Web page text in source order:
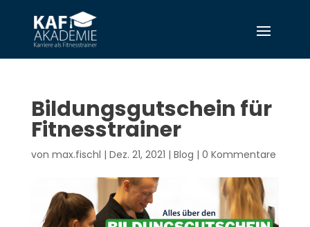
Bildungsgutschein für
Fitnesstrainer
von max.fischl | Dez. 21, 2021 | Blog | 0 Kommentare